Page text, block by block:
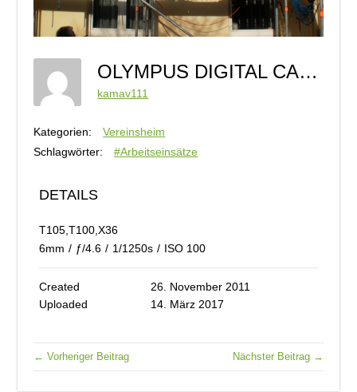
OLYMPUS DIGITAL CAMERA
kamav111
Kategorien:
Vereinsheim
Schlagwörter:
#Arbeitseinsätze
DETAILS
T105,T100,X36
6mm / ƒ/4.6 / 1/1250s / ISO 100
Created
26. November 2011
Uploaded
14. März 2017
← Vorheriger Beitrag Nächster Beitrag →